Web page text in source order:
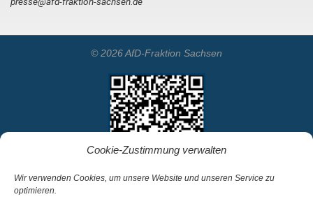
Cookie-Zustimmung verwalten
Wir verwenden Cookies, um unsere Website und unseren Service zu
optimieren.
© 2026 AfD-Fraktion Sachsen